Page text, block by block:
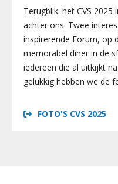
Terugblik: het CVS
achter ons. Twee
inspirerende Forum, op
memorabel diner in de
iedereen die al uitkijkt
gelukkig hebben we de
FOTO'S CVS 2025